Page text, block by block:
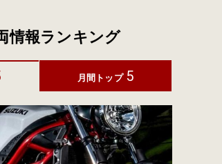
情報ランキング
月間トップ 5